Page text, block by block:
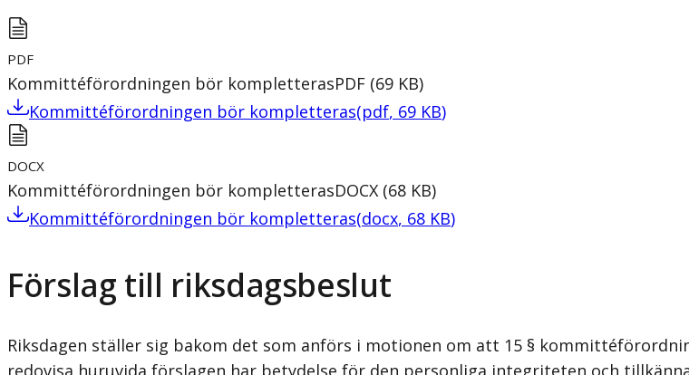
PDF
Kommittéförordningen bör kompletterasPDF (69 KB)
Kommittéförordningen bör kompletteras(pdf, 69 KB)
DOCX
Kommittéförordningen bör kompletterasDOCX (68 KB)
Kommittéförordningen bör kompletteras(docx, 68 KB)
Förslag till riksdagsbeslut
Riksdagen ställer sig bakom det som anförs i motionen om att 15 §
redovisa huruvida förslagen har betydelse för den personliga integriteten och